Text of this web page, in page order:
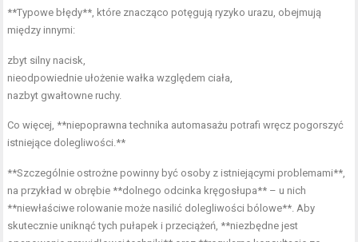
**Typowe błędy**, które znacząco potęgują ryzyko urazu, obejmują
między innymi:
zbyt silny nacisk,
nieodpowiednie ułożenie wałka względem ciała,
nazbyt gwałtowne ruchy.
Co więcej, **niepoprawna technika automasażu potrafi wręcz pogorszyć
istniejące dolegliwości.**
**Szczególnie ostrożne powinny być osoby z istniejącymi problemami**,
na przykład w obrębie **dolnego odcinka kręgosłupa** – u nich
**niewłaściwe rolowanie może nasilić dolegliwości bólowe**. Aby
skutecznie uniknąć tych pułapek i przeciążeń, **niezbędne jest